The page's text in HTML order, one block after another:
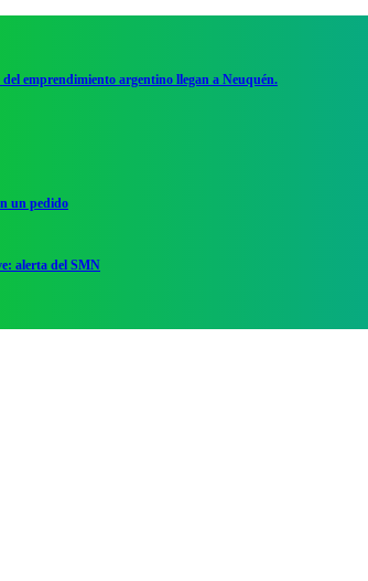
emprendimiento argentino llegan a Neuquén.
un pedido
alerta del SMN